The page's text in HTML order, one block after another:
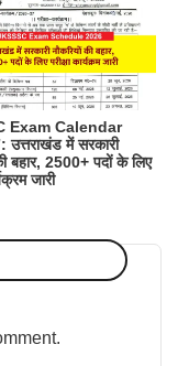
Exam Calendar
में सरकारी
बहार, 2500+ पदों के लिए
जारी